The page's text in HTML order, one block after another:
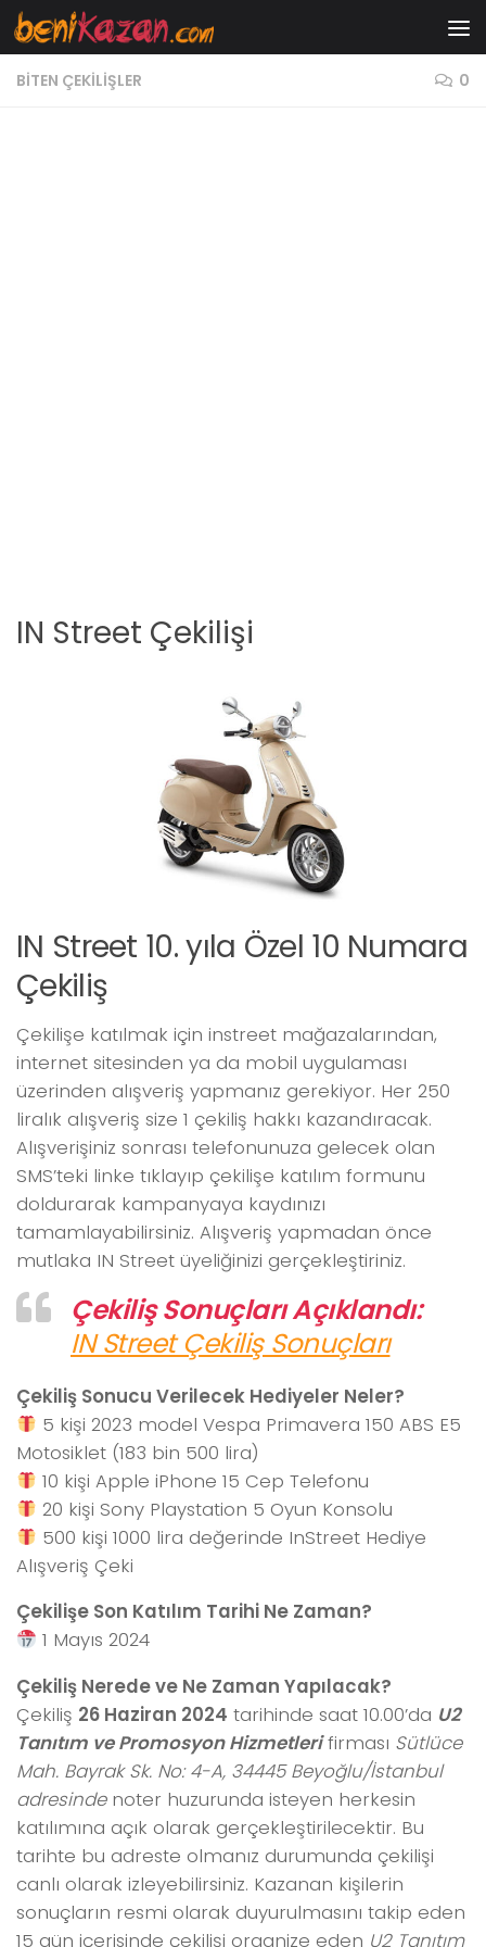
Skip to content
BITEN ÇEKILIŞLER 0
IN Street Çekilişi
IN Street 10. yıla Özel 10 Numara
Çekiliş
Çekilişe katılmak için instreet mağazalarından,
internet sitesinden ya da mobil uygulaması
üzerinden alışveriş yapmanız gerekiyor. Her 250
liralık alışveriş size 1 çekiliş hakkı kazandıracak.
Alışverişiniz sonrası telefonunuza gelecek olan
SMS’teki linke tıklayıp çekilişe katılım formunu
doldurarak kampanyaya kaydınızı
tamamlayabilirsiniz. Alışveriş yapmadan önce
mutlaka IN Street üyeliğinizi gerçekleştiriniz.
Çekiliş Sonuçları Açıklandı:
IN Street Çekiliş Sonuçları
Çekiliş Sonucu Verilecek Hediyeler Neler?
5 kişi 2023 model Vespa Primavera 150 ABS E5
Motosiklet (183 bin 500 lira)
10 kişi Apple iPhone 15 Cep Telefonu
20 kişi Sony Playstation 5 Oyun Konsolu
500 kişi 1000 lira değerinde InStreet Hediye
Alışveriş Çeki
Çekilişe Son Katılım Tarihi Ne Zaman?
1 Mayıs 2024
Çekiliş Nerede ve Ne Zaman Yapılacak?
Çekiliş 26 Haziran 2024 tarihinde saat 10.00’da U2
Tanıtım ve Promosyon Hizmetlerifirması Sütlüce
Mah. Bayrak Sk. No: 4-A, 34445 Beyoğlu/İstanbul
adresindenoter huzurunda isteyen herkesin
katılımına açık olarak gerçekleştirilecektir. Bu
tarihte bu adreste olmanız durumunda çekilişi
canlı olarak izleyebilirsiniz. Kazanan kişilerin
sonuçların resmi olarak duyurulmasını takip eden
15 gün içerisinde çekilişi organize eden U2 Tanıtım